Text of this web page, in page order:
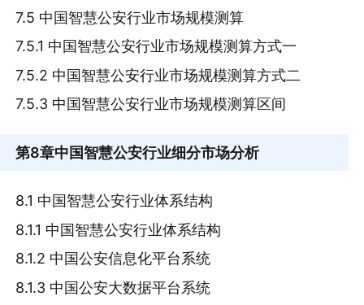
7.5 中国智慧公安行业市场规模测算
7.5.1 中国智慧公安行业市场规模测算方式一
7.5.2 中国智慧公安行业市场规模测算方式二
7.5.3 中国智慧公安行业市场规模测算区间
第8章中国智慧公安行业细分市场分析
8.1 中国智慧公安行业体系结构
8.1.1 中国智慧公安行业体系结构
8.1.2 中国公安信息化平台系统
8.1.3 中国公安大数据平台系统